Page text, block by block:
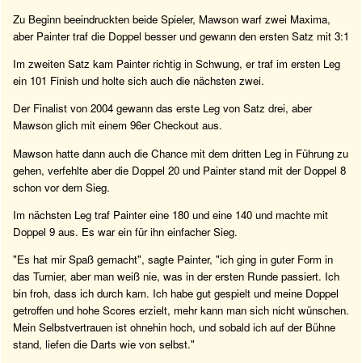
Zu Beginn beeindruckten beide Spieler, Mawson warf zwei Maxima,
aber Painter traf die Doppel besser und gewann den ersten Satz mit 3:1
Im zweiten Satz kam Painter richtig in Schwung, er traf im ersten Leg
ein 101 Finish und holte sich auch die nächsten zwei.
Der Finalist von 2004 gewann das erste Leg von Satz drei, aber
Mawson glich mit einem 96er Checkout aus.
Mawson hatte dann auch die Chance mit dem dritten Leg in Führung zu
gehen, verfehlte aber die Doppel 20 und Painter stand mit der Doppel 8
schon vor dem Sieg.
Im nächsten Leg traf Painter eine 180 und eine 140 und machte mit
Doppel 9 aus. Es war ein für ihn einfacher Sieg.
"Es hat mir Spaß gemacht", sagte Painter, "ich ging in guter Form in
das Turnier, aber man weiß nie, was in der ersten Runde passiert. Ich
bin froh, dass ich durch kam. Ich habe gut gespielt und meine Doppel
getroffen und hohe Scores erzielt, mehr kann man sich nicht wünschen.
Mein Selbstvertrauen ist ohnehin hoch, und sobald ich auf der Bühne
stand, liefen die Darts wie von selbst."